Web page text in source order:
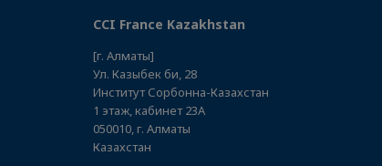
CCI France Kazakhstan
[г. Алматы]
Ул. Казыбек би, 28
Институт Сорбонна-Казахстан
1 этаж, кабинет 23А
050010, г. Алматы
Казахстан